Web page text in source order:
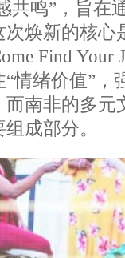
共鸣”，旨在
焕新的核心
Find
情绪价值”，
南非的多元
成部分。